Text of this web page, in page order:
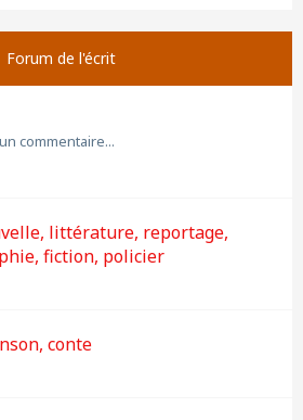
Forum de l'écrit
commentaire...
littérature, reportage,
fiction, policier
conte